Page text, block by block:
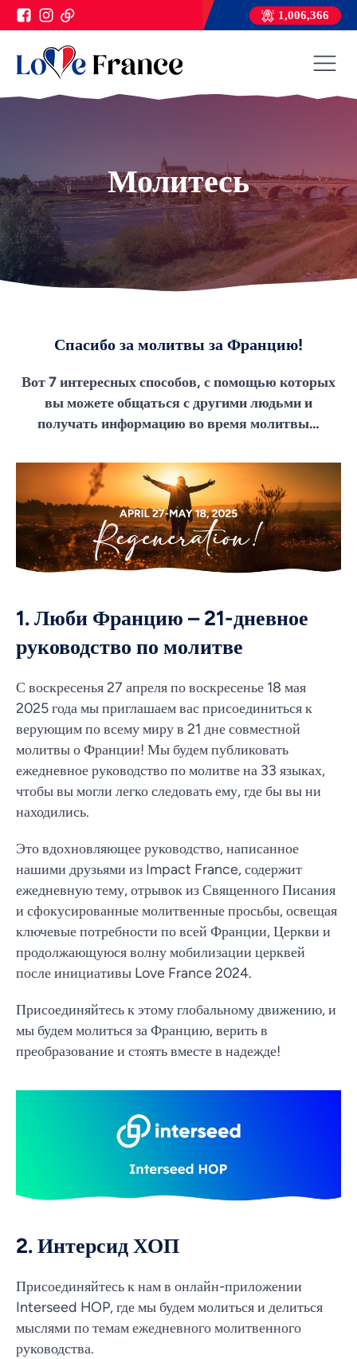
1,006,366
Молитесь
Спасибо за молитвы за Францию!
Вот 7 интересных способов, с помощью которых
вы можете общаться с другими людьми и
получать информацию во время молитвы…
1. Люби Францию – 21-дневное
руководство по молитве
С воскресенья 27 апреля по воскресенье 18 мая
2025 года мы приглашаем вас присоединиться к
верующим по всему миру в 21 дне совместной
молитвы о Франции! Мы будем публиковать
ежедневное руководство по молитве на 33 языках,
чтобы вы могли легко следовать ему, где бы вы ни
находились.
Это вдохновляющее руководство, написанное
нашими друзьями из Impact France, содержит
ежедневную тему, отрывок из Священного Писания
и сфокусированные молитвенные просьбы, освещая
ключевые потребности по всей Франции, Церкви и
продолжающуюся волну мобилизации церквей
после инициативы Love France 2024.
Присоединяйтесь к этому глобальному движению, и
мы будем молиться за Францию, верить в
преобразование и стоять вместе в надежде!
2. Интерсид ХОП
Присоединяйтесь к нам в онлайн-приложении
Interseed HOP, где мы будем молиться и делиться
мыслями по темам ежедневного молитвенного
руководства.